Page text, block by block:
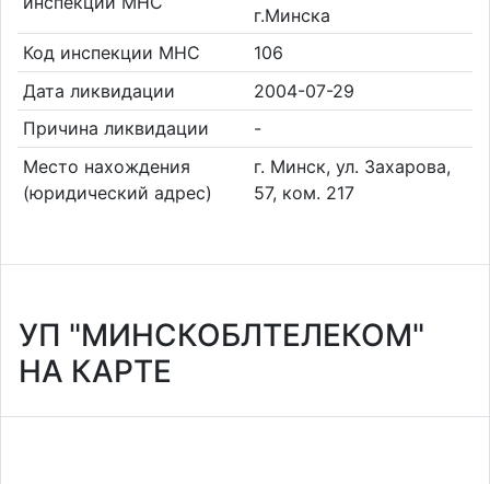
г.Минска
Код инспекции МНС
106
Дата ликвидации
2004-07-29
Причина ликвидации
-
Место нахождения
(юридический адрес)
г. Минск, ул. Захарова,
57, ком. 217
УП "МИНСКОБЛТЕЛЕКОМ"
НА КАРТЕ